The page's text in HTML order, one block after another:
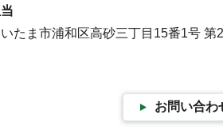
たま市浦和区高砂三丁目15番1号 第
お問い合わ